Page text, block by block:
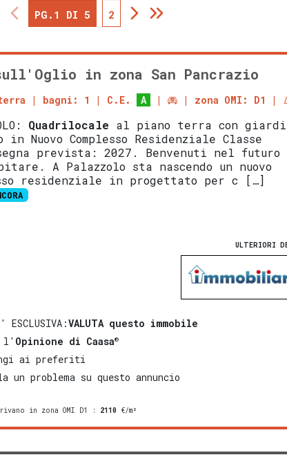
PG.1 DI 5 2
in zona San Pancrazio
bagni: 1 C.E. A zona OMI: D1
Quadrilocale al piano terra con
Nuovo Complesso Residenziale Classe
prevista: 2027. Benvenuti nel futuro
A Palazzolo sta nascendo un nuovo
residenziale in progettato per c […]
ULTERIORI
ESCLUSIVA:VALUTA questo immobile
l' Opinione di Caasa®
ai preferiti
un problema su questo annuncio
in zona OMI D1 : 2110 €/m²